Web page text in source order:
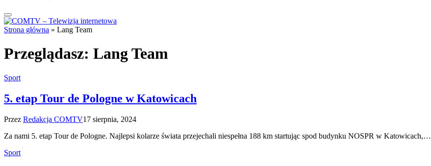
Strona główna » Lang Team
Przeglądasz: Lang Team
Sport
5. etap Tour de Pologne w Katowicach
Przez Redakcja COMTV17 sierpnia, 2024
Za nami 5. etap Tour de Pologne. Najlepsi kolarze świata przejechali niespełna 188 km startując spod budynku NOSPR w Katowicach,…
Sport